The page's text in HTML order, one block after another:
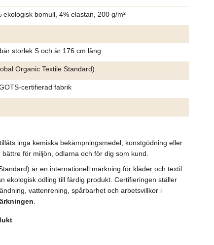
ekologisk bomull, 4% elastan, 200 g/m²
storlek S och är 176 cm lång
Organic Textile Standard)
certifierad fabrik
inga kemiska bekämpningsmedel, konstgödning eller
för miljön, odlarna och för dig som kund.
är en internationell märkning för kläder och textil
ekologisk odling till färdig produkt. Certifieringen ställer
vattenrening, spårbarhet och arbetsvillkor i
.